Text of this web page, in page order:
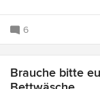
6
Brauche bitte